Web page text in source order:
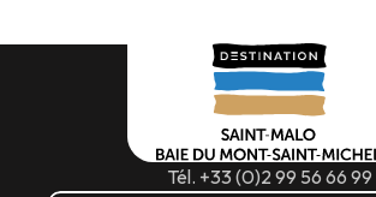
Tél. +33 (0)2 99 56 66 99